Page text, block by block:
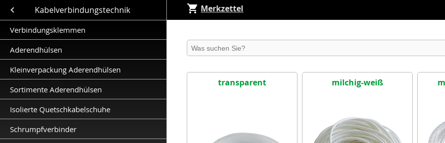
Close submenu (Kabelverbindungstechnik )
Kabelverbindungstechnik
Verbindungsklemmen
Aderendhülsen
Kleinverpackung Aderendhülsen
Sortimente Aderendhülsen
Isolierte Quetschkabelschuhe
Schrumpfverbinder
Merkzettel
Produkt suchen
transparent milchig-weiß